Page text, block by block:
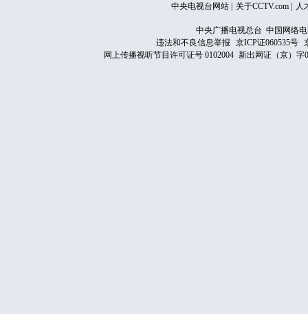
中央电视台网站 关于CCTV.com 人
中央广播电视总台 中国网络
违法和不良信息举报
京ICP证060535号
网上传播视听节目许可证号 0102004 新出网证（京）